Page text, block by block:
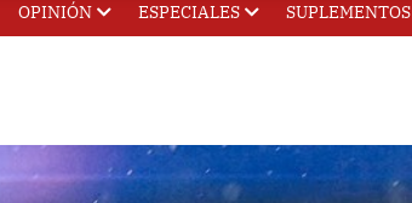
OPINIÓN ESPECIALES SUPLEMENTOS